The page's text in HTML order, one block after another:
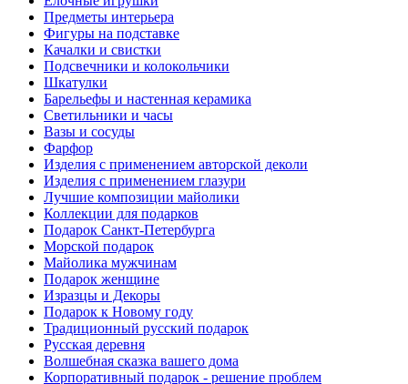
Предметы интерьера
Фигуры на подставке
Качалки и свистки
Подсвечники и колокольчики
Шкатулки
Барельефы и настенная керамика
Светильники и часы
Вазы и сосуды
Фарфор
Изделия с применением авторской деколи
Изделия с применением глазури
Лучшие композиции майолики
Коллекции для подарков
Подарок Санкт-Петербурга
Морской подарок
Майолика мужчинам
Подарок женщине
Изразцы и Декоры
Подарок к Новому году
Традиционный русский подарок
Русская деревня
Волшебная сказка вашего дома
Корпоративный подарок - решение проблем